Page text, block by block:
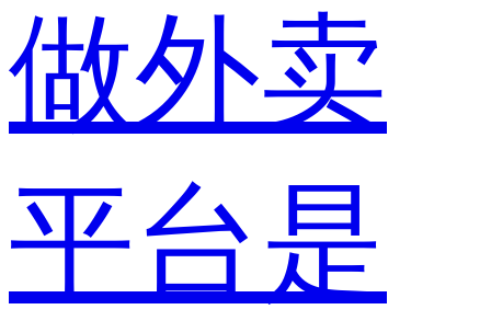
做外卖
平台是